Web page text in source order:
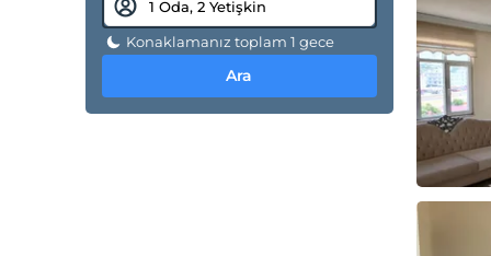
Konaklamanız toplam 1 gece
Ara